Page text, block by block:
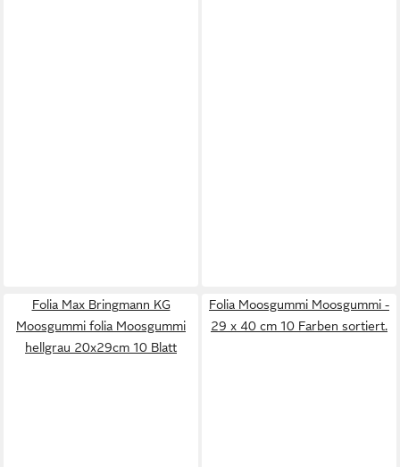
Folia Max Bringmann KG
Moosgummi folia Moosgummi
hellgrau 20x29cm 10 Blatt
Folia Moosgummi Moosgummi -
29 x 40 cm 10 Farben sortiert.